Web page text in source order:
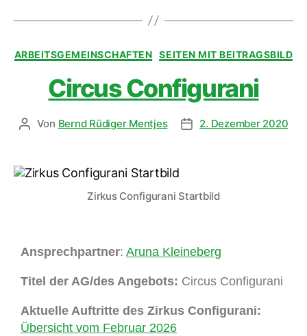
ARBEITSGEMEINSCHAFTEN SEITEN MIT BEITRAGSBILD
Circus Configurani
Von Bernd Rüdiger Mentjes 2. Dezember 2020
Zirkus Configurani Startbild
Ansprechpartner: Aruna Kleineberg
Titel der AG/des Angebots: Circus Configurani
Aktuelle Auftritte des Zirkus Configurani:
Übersicht vom Februar 2026